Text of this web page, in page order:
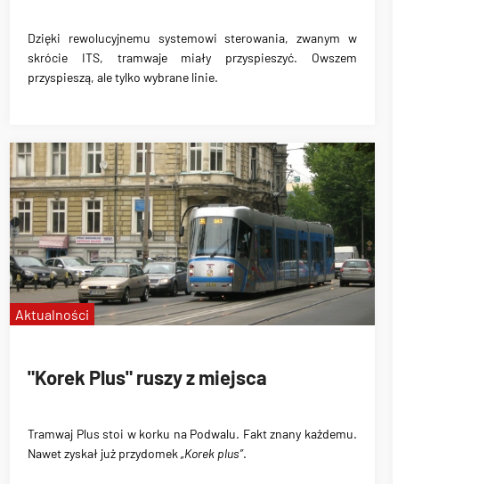
Dzięki rewolucyjnemu systemowi sterowania, zwanym w
skrócie ITS, tramwaje miały przyspieszyć. Owszem
przyspieszą, ale tylko wybrane linie.
"Korek Plus" ruszy z miejsca
Tramwaj Plus stoi w korku na Podwalu. Fakt znany każdemu.
Nawet zyskał już przydomek „Korek plus”.
Aktualności